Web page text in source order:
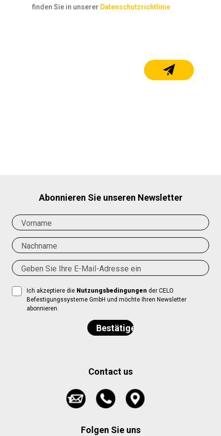
finden Sie in unserer Datenschutzrichtlinie
Abonnieren Sie unseren Newsletter
Ich akzeptiere dieNutzungsbedingungen der CELO
Befestigungssysteme GmbH und möchte Ihren Newsletter
abonnieren.
Contact us
Folgen Sie uns